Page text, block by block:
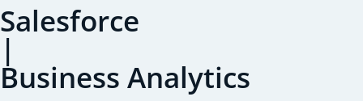
Salesforce
|
Business Analytics